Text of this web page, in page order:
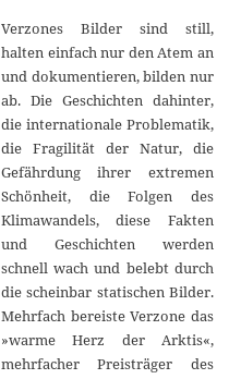
Verzones Bilder sind still,
halten einfach nur den Atem an
und dokumentieren, bilden nur
ab. Die Geschichten dahinter,
die internationale Problematik,
die Fragilität der Natur, die
Gefährdung ihrer extremen
Schönheit, die Folgen des
Klimawandels, diese Fakten
und Geschichten werden
schnell wach und belebt durch
die scheinbar statischen Bilder.
Mehrfach bereiste Verzone das
»warme Herz der Arktis«,
mehrfacher Preisträger des